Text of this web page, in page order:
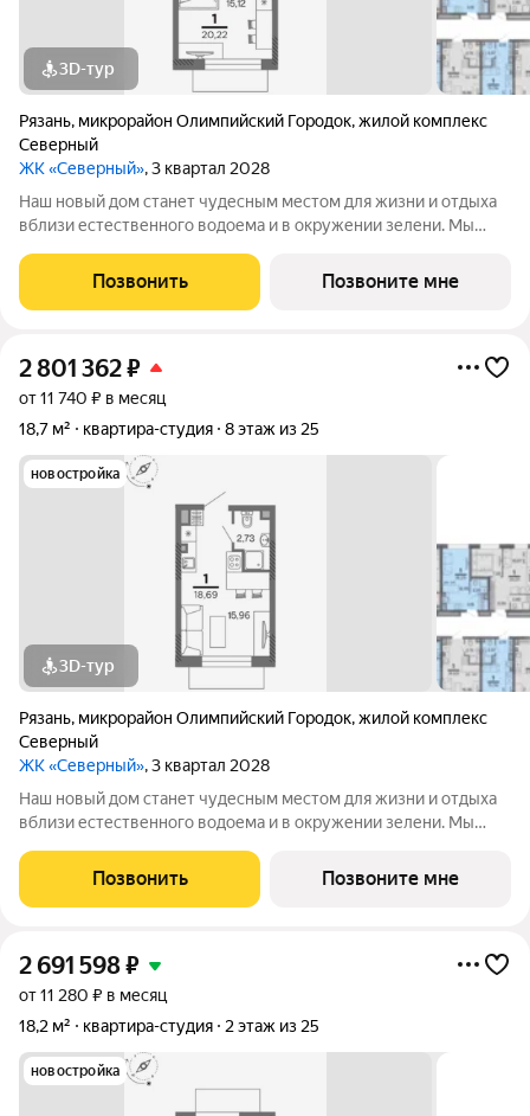
3D-тур
Рязань, микрорайон Олимпийский Городок,жилой комплекс
Северный
ЖК «Северный», 3 квартал 2028
Наш новый дом станет чудесным местом для жизни и отдыха
вблизи естественного водоема и в окружении зелени. Мы
небольших студий, в которых можно начать свою
студенческую самостоятельную жизнь до
Позвонить Позвоните мне
2 801 362₽
от 11 740 ₽ в месяц
18,7 м²
квартира-студия 8 этаж из 25
новостройка
3D-тур
Рязань, микрорайон Олимпийский Городок,жилой комплекс
Северный
ЖК «Северный», 3 квартал 2028
Наш новый дом станет чудесным местом для жизни и отдыха
вблизи естественного водоема и в окружении зелени. Мы
небольших студий, в которых можно начать свою
студенческую самостоятельную жизнь до
Позвонить Позвоните мне
2 691 598₽
от 11 280 ₽ в месяц
18,2 м²
квартира-студия 2 этаж из 25
новостройка